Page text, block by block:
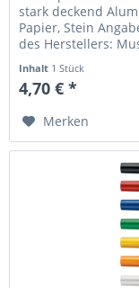
stark deckend
Papier, Stein
des Herstellers:
Inhalt 1 Stück
4,70 € *
Merken